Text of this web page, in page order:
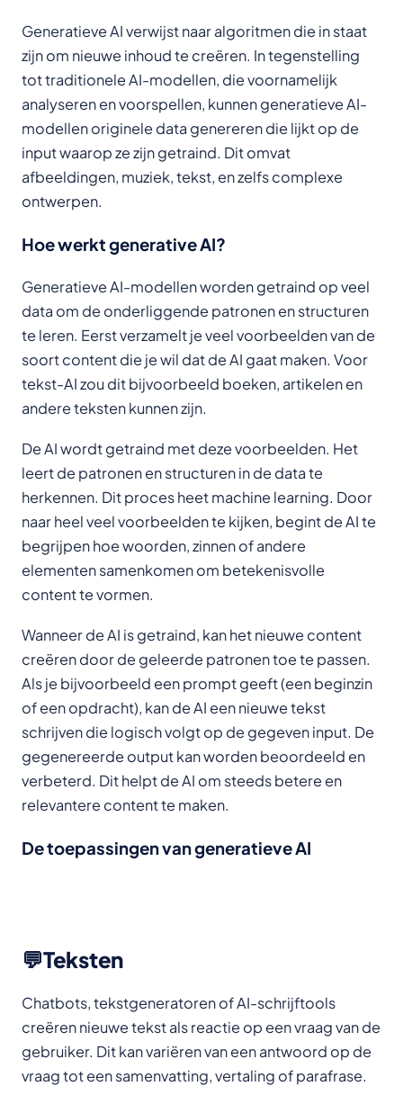
Generatieve AI verwijst naar algoritmen die in staat
zijn om nieuwe inhoud te creëren. In tegenstelling
tot traditionele AI-modellen, die voornamelijk
analyseren en voorspellen, kunnen generatieve AI-
modellen originele data genereren die lijkt op de
input waarop ze zijn getraind. Dit omvat
afbeeldingen, muziek, tekst, en zelfs complexe
ontwerpen.
Hoe werkt generative AI?
Generatieve AI-modellen worden getraind op veel
data om de onderliggende patronen en structuren
te leren. Eerst verzamelt je veel voorbeelden van de
soort content die je wil dat de AI gaat maken. Voor
tekst-AI zou dit bijvoorbeeld boeken, artikelen en
andere teksten kunnen zijn.
De AI wordt getraind met deze voorbeelden. Het
leert de patronen en structuren in de data te
herkennen. Dit proces heet machine learning. Door
naar heel veel voorbeelden te kijken, begint de AI te
begrijpen hoe woorden, zinnen of andere
elementen samenkomen om betekenisvolle
content te vormen.
Wanneer de AI is getraind, kan het nieuwe content
creëren door de geleerde patronen toe te passen.
Als je bijvoorbeeld een prompt geeft (een beginzin
of een opdracht), kan de AI een nieuwe tekst
schrijven die logisch volgt op de gegeven input. De
gegenereerde output kan worden beoordeeld en
verbeterd. Dit helpt de AI om steeds betere en
relevantere content te maken.
De toepassingen van generatieve AI
💬Teksten
Chatbots, tekstgeneratoren of AI-schrijftools
creëren nieuwe tekst als reactie op een vraag van de
gebruiker. Dit kan variëren van een antwoord op de
vraag tot een samenvatting, vertaling of parafrase.